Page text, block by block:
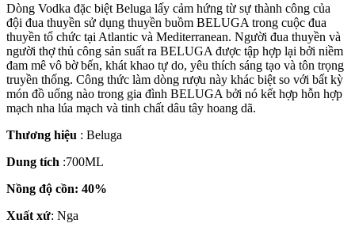
Dòng Vodka đặc biệt Beluga lấy cảm hứng từ sự thành công của
đội đua thuyền sử dụng thuyền buồm BELUGA trong cuộc đua
thuyền tổ chức tại Atlantic và Mediterranean. Người đua thuyền và
người thợ thủ công sản suất ra BELUGA được tập hợp lại bởi niềm
đam mê vô bờ bến, khát khao tự do, yêu thích sáng tạo và tôn trọng
truyền thống. Công thức làm dòng rượu này khác biệt so với bất kỳ
món đồ uống nào trong gia đình BELUGA bởi nó kết hợp hỗn hợp
mạch nha lúa mạch và tinh chất dâu tây hoang dã.
Thương hiệu : Beluga
Dung tích :700ML
Nồng độ cồn: 40%
Xuất xứ: Nga